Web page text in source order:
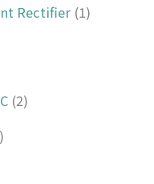
Rectifier (1)
(2)